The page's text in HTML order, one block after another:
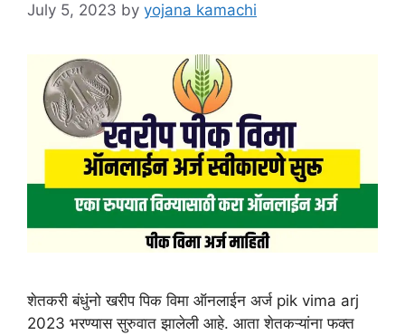
July 5, 2023 by yojana kamachi
शेतकरी बंधुंनो खरीप पिक विमा ऑनलाईन अर्ज pik vima arj
2023 भरण्यास सुरुवात झालेली आहे. आता शेतकऱ्यांना फक्त